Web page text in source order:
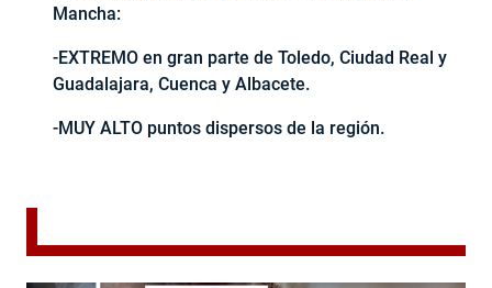
Mancha:
-EXTREMO en gran parte de Toledo, Ciudad Real y
Guadalajara, Cuenca y Albacete.
-MUY ALTO puntos dispersos de la región.